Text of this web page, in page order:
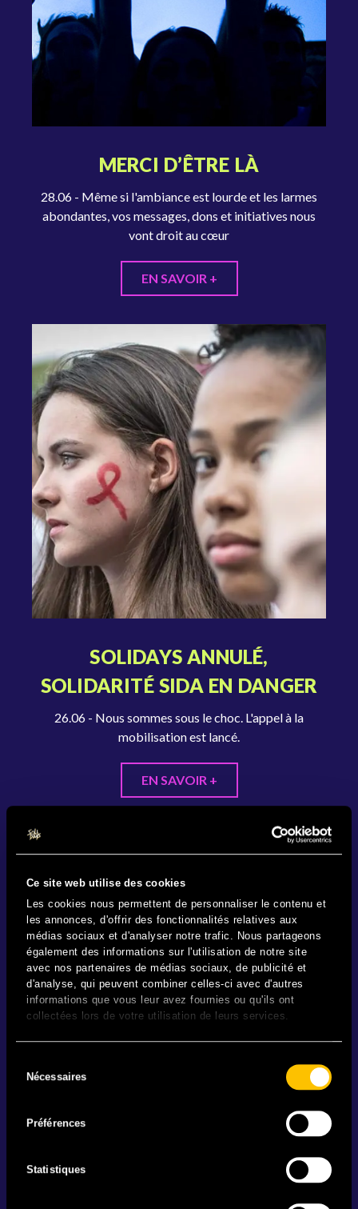
Ce site web utilise des cookies
Les cookies nous permettent de personnaliser le contenu et
les annonces, d'offrir des fonctionnalités relatives aux
médias sociaux et d'analyser notre trafic. Nous partageons
également des informations sur l'utilisation de notre site
avec nos partenaires de médias sociaux, de publicité et
d'analyse, qui peuvent combiner celles-ci avec d'autres
informations que vous leur avez fournies ou qu'ils ont
collectées lors de votre utilisation de leurs services.
duNécessaires
Préférences
Statistiques
MERCI D’ÊTRE LÀ
28.06 - Même si l'ambiance est lourde et les larmes
abondantes, vos messages, dons et initiatives nous
vont droit au cœur
EN SAVOIR +
SOLIDAYS ANNULÉ,
SOLIDARITÉ SIDA EN DANGER
26.06 - Nous sommes sous le choc. L'appel à la
mobilisation est lancé.
EN SAVOIR +
IL EST BEAU MON MAILLOT